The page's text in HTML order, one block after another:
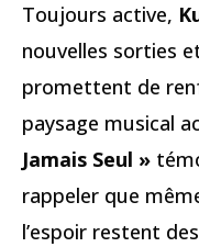
Toujours active,
nouvelles sorties
promettent de
paysage musical
Jamais Seul »
rappeler que
l’espoir restent